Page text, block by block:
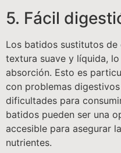
5. Fácil
Los batidos sustitutos de
textura suave y líquida,
absorción. Esto es
con problemas
dificultades para
batidos pueden ser una
accesible para asegurar
nutrientes.